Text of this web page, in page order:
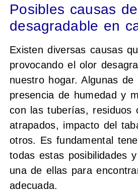
Posibles causas
desagradable en
Existen diversas causas
provocando el olor
nuestro hogar. Algunas
presencia de humedad y
con las tuberías, residuos
atrapados, impacto del
otros. Es fundamental
todas estas posibilidades
una de ellas para
adecuada.